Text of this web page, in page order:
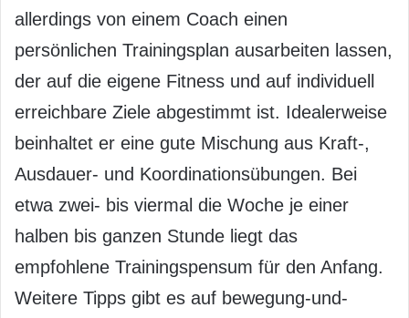
allerdings von einem Coach einen
persönlichen Trainingsplan ausarbeiten lassen,
der auf die eigene Fitness und auf individuell
erreichbare Ziele abgestimmt ist. Idealerweise
beinhaltet er eine gute Mischung aus Kraft-,
Ausdauer- und Koordinationsübungen. Bei
etwa zwei- bis viermal die Woche je einer
halben bis ganzen Stunde liegt das
empfohlene Trainingspensum für den Anfang.
Weitere Tipps gibt es auf bewegung-und-